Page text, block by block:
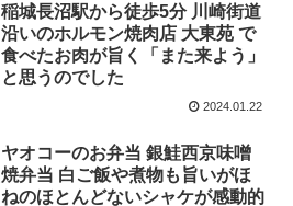
稲城長沼駅から徒歩5分 川崎街道
沿いのホルモン焼肉店 大東苑 で
食べたお肉が旨く「また来よう」
と思うのでした
2024.01.22
ヤオコーのお弁当 銀鮭西京味噌
焼弁当 白ご飯や煮物も旨いがほ
ねのほとんどないシャケが感動的